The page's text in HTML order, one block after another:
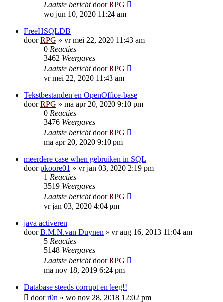
Laatste berichtdoorRPG
wo jun 10, 2020 11:24 am
FreeHSQLDB
doorRPG » vr mei 22, 2020 11:43 am
0 Reacties
3462 Weergaves
Laatste berichtdoorRPG
vr mei 22, 2020 11:43 am
Tekstbestanden en OpenOffice-base
doorRPG » ma apr 20, 2020 9:10 pm
0 Reacties
3476 Weergaves
Laatste berichtdoorRPG
ma apr 20, 2020 9:10 pm
meerdere case when gebruiken in SQL
doorpkoore01 » vr jan 03, 2020 2:19 pm
1 Reacties
3519 Weergaves
Laatste berichtdoorRPG
vr jan 03, 2020 4:04 pm
java activeren
doorB.M.N.van Duynen » vr aug 16, 2013 11:04 am
5 Reacties
5148 Weergaves
Laatste berichtdoorRPG
ma nov 18, 2019 6:24 pm
Database steeds corrupt en leeg!!
doorr0n » wo nov 28, 2018 12:02 pm